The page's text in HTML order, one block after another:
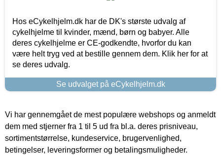
Hos eCykelhjelm.dk har de DK's største udvalg af
cykelhjelme til kvinder, mænd, børn og babyer. Alle
deres cykelhjelme er CE-godkendte, hvorfor du kan
være helt tryg ved at bestille gennem dem. Klik her for at
se deres udvalg.
Se udvalget på eCykelhjelm.dk
Vi har gennemgået de mest populære webshops og anmeldt
dem med stjerner fra 1 til 5 ud fra bl.a. deres prisniveau,
sortimentstørrelse, kundeservice, brugervenlighed,
betingelser, leveringsformer og betalingsmuligheder.